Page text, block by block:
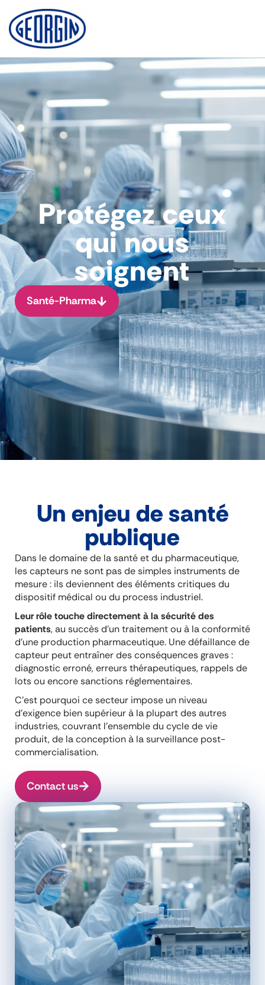
Cookies management panel
Protégez ceux
qui nous
soignent
Santé-Pharma
Un enjeu de santé
publique
Dans le domaine de la santé et du pharmaceutique,
les capteurs ne sont pas de simples instruments de
mesure : ils deviennent des éléments critiques du
dispositif médical ou du process industriel.
Leur rôle touche directement à la sécurité des
patients, au succès d’un traitement ou à la conformité
d’une production pharmaceutique. Une défaillance de
capteur peut entraîner des conséquences graves :
diagnostic erroné, erreurs thérapeutiques, rappels de
lots ou encore sanctions réglementaires.
C’est pourquoi ce secteur impose un niveau
d’exigence bien supérieur à la plupart des autres
industries, couvrant l’ensemble du cycle de vie
produit, de la conception à la surveillance post-
commercialisation.
Contact us